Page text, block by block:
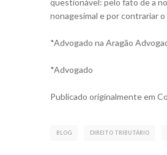
questionável: pelo fato de a
nonagesimal e por contrariar
*Advogado na Aragão
*Advogado
Publicado originalmente em
BLOG DIREITO TRIBUTÁRIO